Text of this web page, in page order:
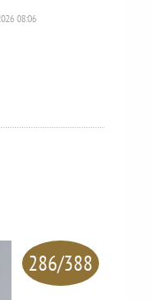
08:06
286/388